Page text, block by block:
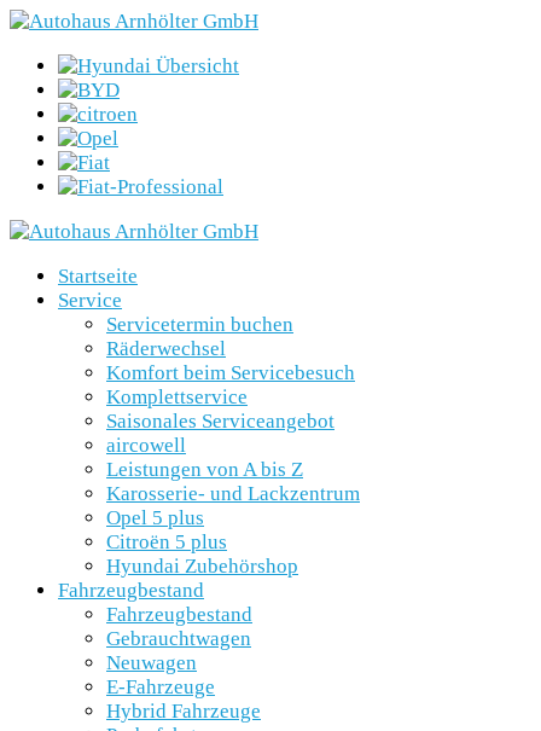
Startseite
Service
Servicetermin buchen
Räderwechsel
Komfort beim Servicebesuch
Komplettservice
Saisonales Serviceangebot
aircowell
Leistungen von A bis Z
Karosserie- und Lackzentrum
Opel 5 plus
Citroën 5 plus
Hyundai Zubehörshop
Fahrzeugbestand
Fahrzeugbestand
Gebrauchtwagen
Neuwagen
E-Fahrzeuge
Hybrid Fahrzeuge